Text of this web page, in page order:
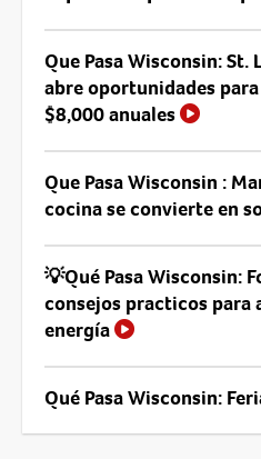
Que Pasa Wisconsin: St.
abre oportunidades
$8,000 anuales
Que Pasa Wisconsin :
cocina se convierte en
💡Qué Pasa Wisconsin:
consejos practicos para
energía
Qué Pasa Wisconsin: